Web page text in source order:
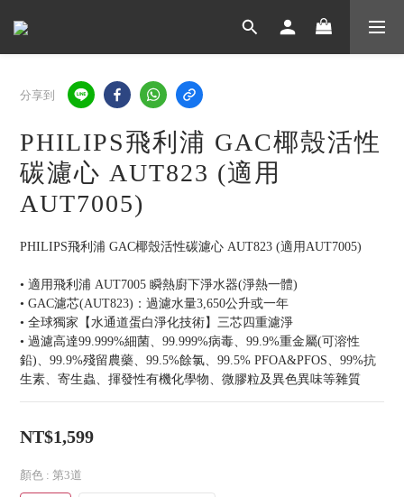
分享到
PHILIPS飛利浦 GAC椰殼活性
碳濾心 AUT823 (適用
AUT7005)
PHILIPS飛利浦 GAC椰殼活性碳濾心 AUT823 (適用AUT7005)
• 適用飛利浦 AUT7005 瞬熱廚下淨水器(淨熱一體)
• GAC濾芯(AUT823)：過濾水量3,650公升或一年
• 全球獨家【水通道蛋白淨化技術】三芯四重濾淨
• 過濾高達99.999%細菌、99.999%病毒、99.9%重金屬(可溶性
鉛)、99.9%殘留農藥、99.5%餘氯、99.5% PFOA&PFOS、99%抗
生素、寄生蟲、揮發性有機化學物、微膠粒及異色異味等雜質
NT$1,599
顏色 : 第3道